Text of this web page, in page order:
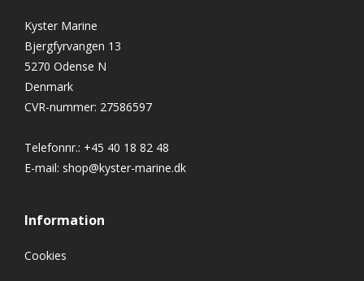
Kyster Marine
Bjergfyrvangen 13
5270 Odense N
Denmark
CVR-nummer: 27586597
Telefonnr.: +45 40 18 82 48
E-mail: shop@kyster-marine.dk
Information
Cookies